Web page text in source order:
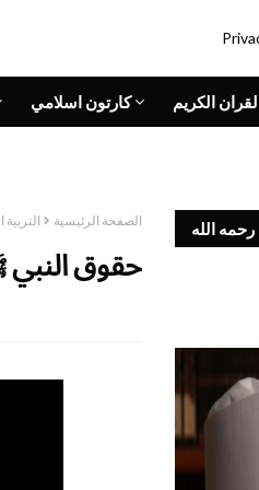
كارتون اسلامي الكريم
الصفحة الرئيسية التربية
حقوق النبي
الله